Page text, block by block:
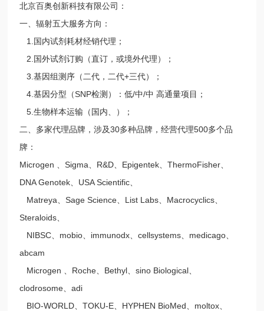
北京百奥创新科技有限公司：
一、辐射五大服务方向：
1.国内试剂耗材经销代理；
2.国外试剂订购（直订，或境外代理）；
3.基因组测序（二代，二代+三代）；
4.基因分型（SNP检测）：低/中/中 高通量项目；
5.生物样本运输（国内、）；
二、多家代理品牌，涉及30多种品牌，经营代理500多个品
牌：
Microgen 、Sigma、R&D、Epigentek、ThermoFisher、
DNA Genotek、USA Scientific、
Matreya、Sage Science、List Labs、Macrocyclics、
Steraloids、
NIBSC、mobio、immunodx、cellsystems、medicago、
abcam
Microgen 、Roche、Bethyl、sino Biological、
clodrosome、adi
BIO-WORLD、TOKU-E、HYPHEN BioMed、moltox、